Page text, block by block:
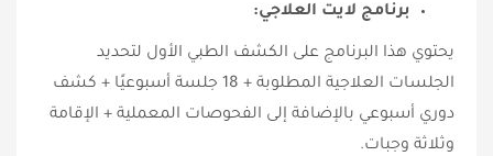
برنامج لايت العلاجي:
يحتوي هذا البرنامج على الكشف الطبي الأول لتحديد
الجلسات العلاجية المطلوبة + 18 جلسة أسبوعيًا + كشف
دوري أسبوعي بالإضافة إلى الفحوصات المعملية + الإقامة
وثلاثة وجبات.